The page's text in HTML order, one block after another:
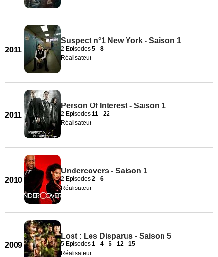
2011
Suspect n°1 New York - Saison 1
2 Episodes 5 - 8
Réalisateur
2011
Person Of Interest - Saison 1
2 Episodes 11 - 22
Réalisateur
2010
Undercovers - Saison 1
2 Episodes 2 - 6
Réalisateur
2009
Lost : Les Disparus - Saison 5
5 Episodes 1 - 4 - 6 - 12 - 15
Réalisateur